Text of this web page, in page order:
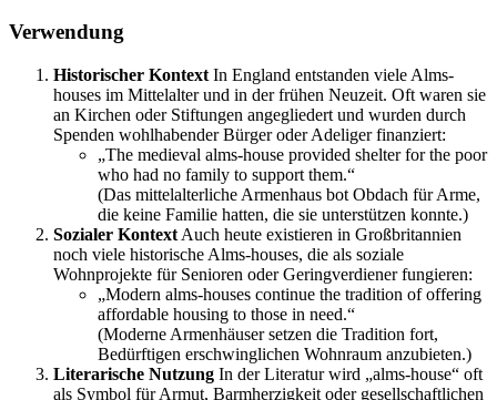
Verwendung
Historischer Kontext In England entstanden viele Alms-
houses im Mittelalter und in der frühen Neuzeit. Oft waren sie
an Kirchen oder Stiftungen angegliedert und wurden durch
Spenden wohlhabender Bürger oder Adeliger finanziert:
„The medieval alms-house provided shelter for the poor
who had no family to support them.“
(Das mittelalterliche Armenhaus bot Obdach für Arme,
die keine Familie hatten, die sie unterstützen konnte.)
Sozialer Kontext Auch heute existieren in Großbritannien
noch viele historische Alms-houses, die als soziale
Wohnprojekte für Senioren oder Geringverdiener fungieren:
„Modern alms-houses continue the tradition of offering
affordable housing to those in need.“
(Moderne Armenhäuser setzen die Tradition fort,
Bedürftigen erschwinglichen Wohnraum anzubieten.)
Literarische Nutzung In der Literatur wird „alms-house“ oft
als Symbol für Armut, Barmherzigkeit oder gesellschaftlichen